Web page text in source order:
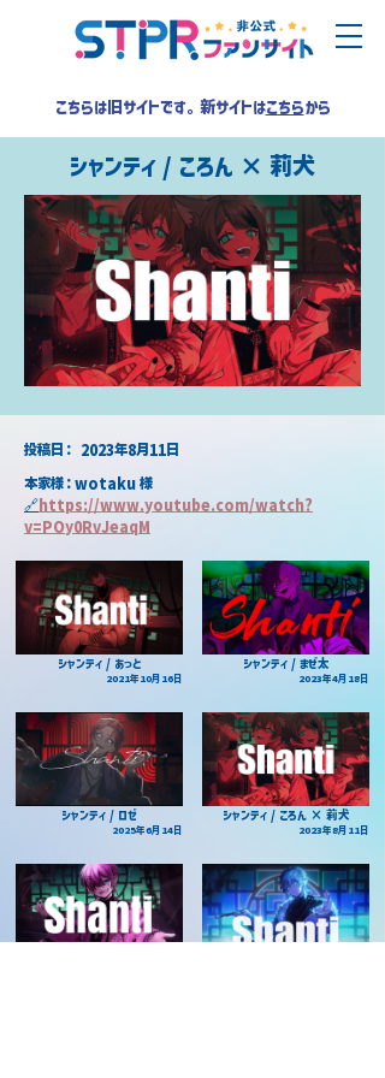
こちらは旧サイトです。新サイトはこちらから
シャンティ / ころん × 莉犬
2023年8月11日
​投稿日：
本家様：wotaku 様
🔗https://www.youtube.com/watch?
v=POy0RvJeaqM
シャンティ / あっと
2021年10月16日
シャンティ / ロゼ
2025年6月14日
シャンティ / まぜ太
2023年4月18日
シャンティ / ころん × 莉犬
2023年8月11日